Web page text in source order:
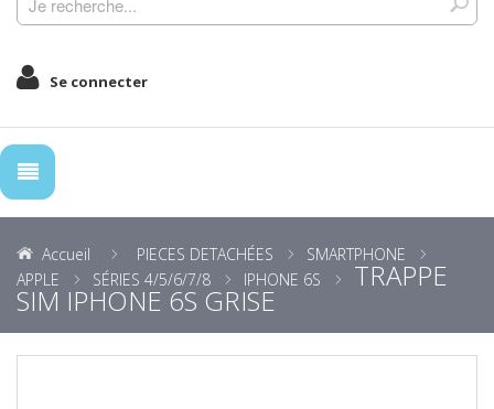
Se connecter
Accueil PIECES DETACHÉES
SMARTPHONE
APPLE
SÉRIES 4/5/6/7/8 IPHONE 6S TRAPPE
SIM IPHONE 6S GRISE